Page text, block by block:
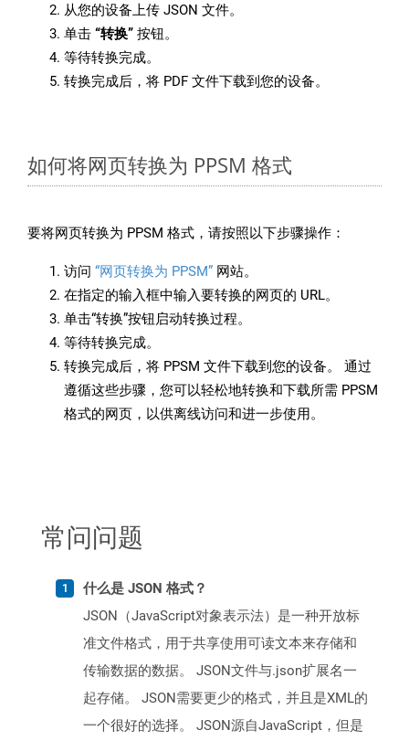
从您的设备上传 JSON 文件。
单击 “转换” 按钮。
等待转换完成。
转换完成后，将 PDF 文件下载到您的设备。
如何将网页转换为 PPSM 格式
要将网页转换为 PPSM 格式，请按照以下步骤操作：
访问 “网页转换为 PPSM” 网站。
在指定的输入框中输入要转换的网页的 URL。
单击“转换”按钮启动转换过程。
等待转换完成。
转换完成后，将 PPSM 文件下载到您的设备。 通过
遵循这些步骤，您可以轻松地转换和下载所需 PPSM
格式的网页，以供离线访问和进一步使用。
常问问题
什么是 JSON 格式？
JSON（JavaScript对象表示法）是一种开放标
准文件格式，用于共享使用可读文本来存储和
传输数据的数据。 JSON文件与.json扩展名一
起存储。 JSON需要更少的格式，并且是XML的
一个很好的选择。 JSON源自JavaScript，但是